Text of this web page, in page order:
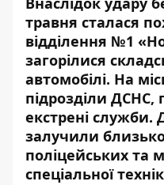
травня сталася
відділення №1
загорілися
автомобілі. На
підрозділи ДСНС,
екстрені служби.
залучили
поліцейських та
спеціальної